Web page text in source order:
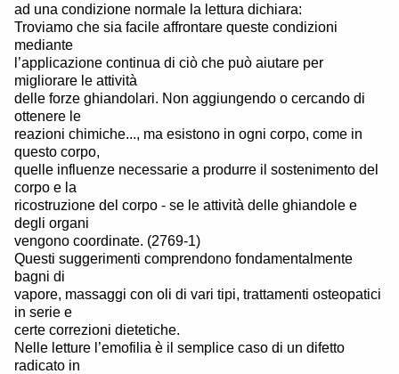
ad una condizione normale la lettura dichiara:
Troviamo che sia facile affrontare queste condizioni
mediante
l’applicazione continua di ciò che può aiutare per
migliorare le attività
delle forze ghiandolari. Non aggiungendo o cercando di
ottenere le
reazioni chimiche..., ma esistono in ogni corpo, come in
questo corpo,
quelle influenze necessarie a produrre il sostenimento del
corpo e la
ricostruzione del corpo - se le attività delle ghiandole e
degli organi
vengono coordinate. (2769-1)
Questi suggerimenti comprendono fondamentalmente
bagni di
vapore, massaggi con oli di vari tipi, trattamenti osteopatici
in serie e
certe correzioni dietetiche.
Nelle letture l’emofilia è il semplice caso di un difetto
radicato in